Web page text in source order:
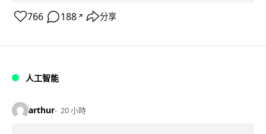
766 188 ↗ 分享
人工智能
arthur 20 小時